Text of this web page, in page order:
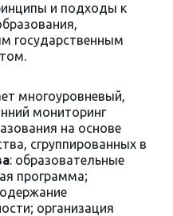
и подходы к
государственным
многоуровневый,
мониторинг
на основе
сгруппированных в
: образовательные
программа;
организация